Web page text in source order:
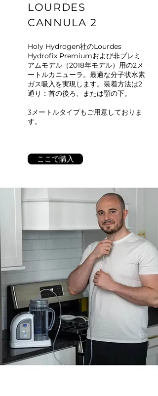
LOURDES
CANNULA 2
Holy Hydrogen社のLourdes
Hydrofix Premiumおよび非プレミ
アムモデル（2018年モデル）用の2メ
ートルカニューラ。最適な分子状水素
ガス吸入を実現します。装着方法は2
通り：首の後ろ、または顎の下。
3メートルタイプもご用意しておりま
す。
ここで購入